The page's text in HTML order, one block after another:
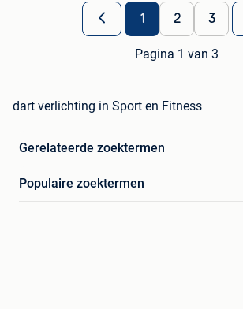
1 2 3
Pagina 1 van 3
dart verlichting in Sport en Fitness
Gerelateerde zoektermen
Populaire zoektermen